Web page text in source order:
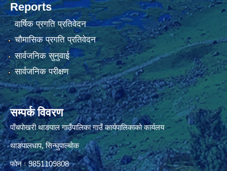
Reports
वार्षिक प्रगति प्रतिवेदन
चौमासिक प्रगति प्रतिवेदन
सार्वजनिक सुनुवाई
सार्वजनिक परीक्षण
सम्पर्क विवरण
पाँचपाेखरी थाङपाल गाउँपालिका गाउँ कार्यपालिकाको कार्यलय
थाङपालधाप, सिन्घुपाल्चाेक
फाेन ः 9851109808